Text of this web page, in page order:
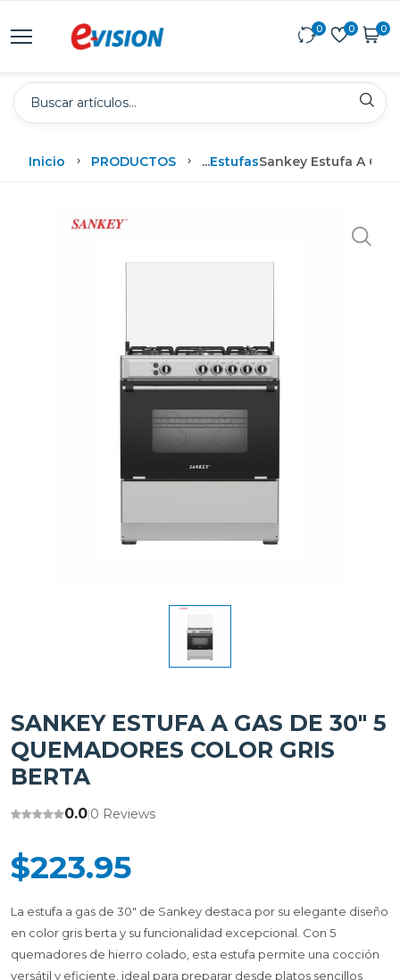
0 0 0
Inicio PRODUCTOS ...EstufasSankey Estufa A
SANKEY ESTUFA A GAS DE 30" 5
QUEMADORES COLOR GRIS
BERTA
0.0|0 Reviews
$223.95
La estufa a gas de 30" de Sankey destaca por su elegante diseño
en color gris berta y su funcionalidad excepcional. Con 5
quemadores de hierro colado, esta estufa permite una cocción
versátil y eficiente, ideal para preparar desde platos sencillos